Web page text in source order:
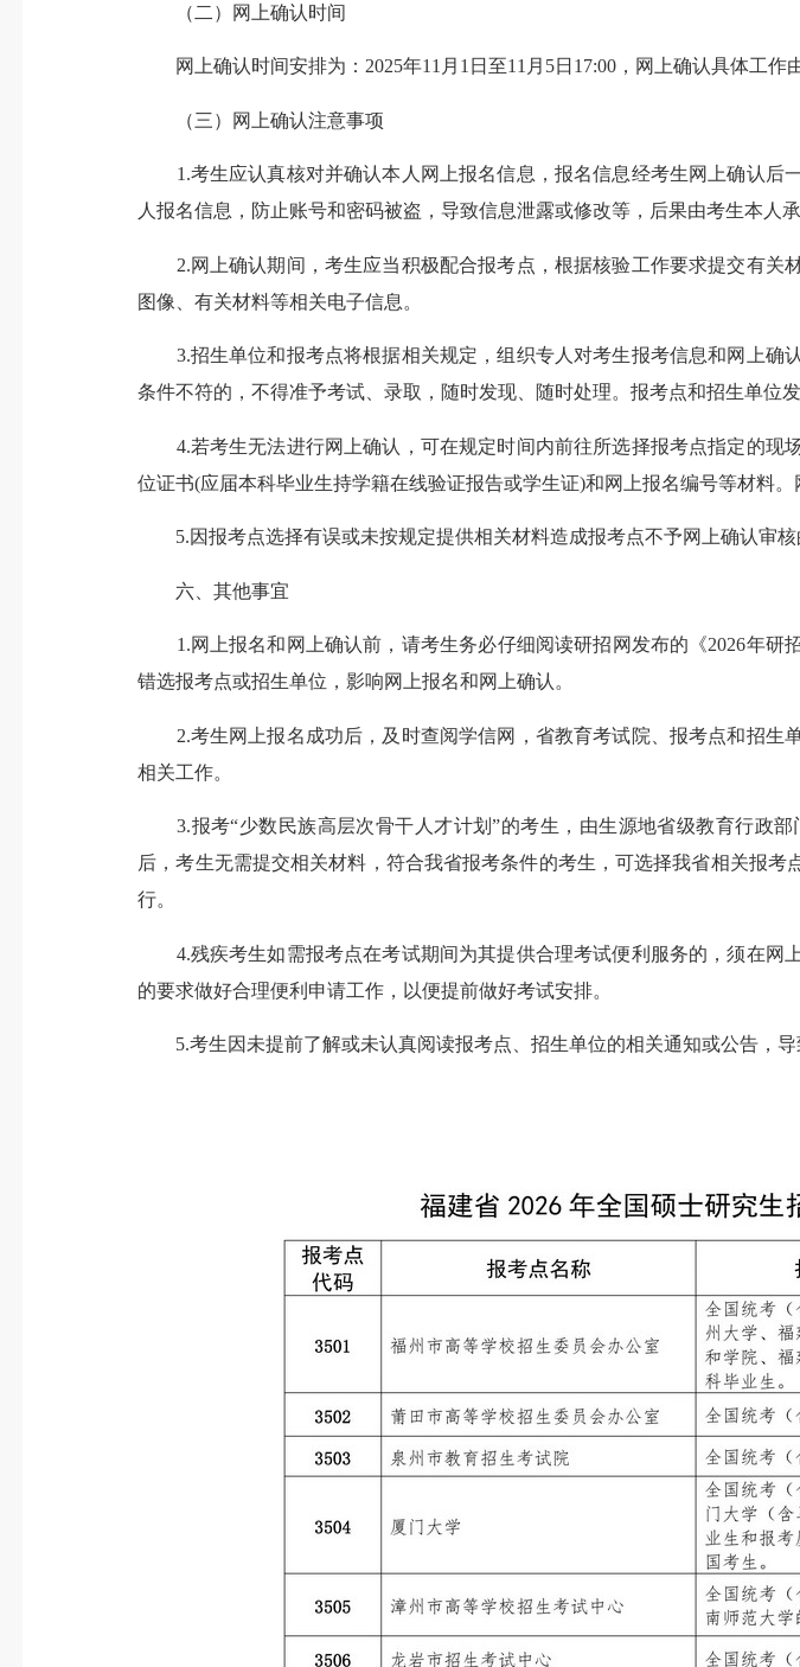
（二）网上确认时间
网上确认时间安排为：2025年11月1日至11月5日17:00，网上确认具体工作
（三）网上确认注意事项
1.考生应认真核对并确认本人网上报名信息，报名信息经考生网上确认后
人报名信息，防止账号和密码被盗，导致信息泄露或修改等，后果由考生本人承
2.网上确认期间，考生应当积极配合报考点，根据核验工作要求提交有关
图像、有关材料等相关电子信息。
3.招生单位和报考点将根据相关规定，组织专人对考生报考信息和网上确
条件不符的，不得准予考试、录取，随时发现、随时处理。报考点和招生单位
4.若考生无法进行网上确认，可在规定时间内前往所选择报考点指定的现
位证书(应届本科毕业生持学籍在线验证报告或学生证)和网上报名编号等材料
5.因报考点选择有误或未按规定提供相关材料造成报考点不予网上确认审核
六、其他事宜
1.网上报名和网上确认前，请考生务必仔细阅读研招网发布的《2026年研
错选报考点或招生单位，影响网上报名和网上确认。
2.考生网上报名成功后，及时查阅学信网，省教育考试院、报考点和招生
相关工作。
3.报考“少数民族高层次骨干人才计划”的考生，由生源地省级教育行政部
后，考生无需提交相关材料，符合我省报考条件的考生，可选择我省相关报
行。
4.残疾考生如需报考点在考试期间为其提供合理考试便利服务的，须在网
的要求做好合理便利申请工作，以便提前做好考试安排。
5.考生因未提前了解或未认真阅读报考点、招生单位的相关通知或公告，导